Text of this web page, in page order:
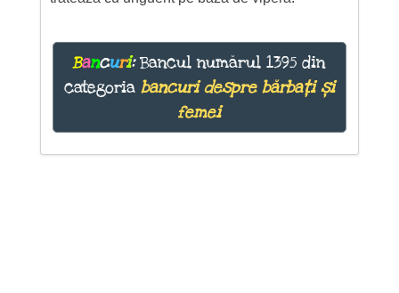
Bancuri:Bancul numărul 1395 din
categoria bancuri despre bărbați și
femei